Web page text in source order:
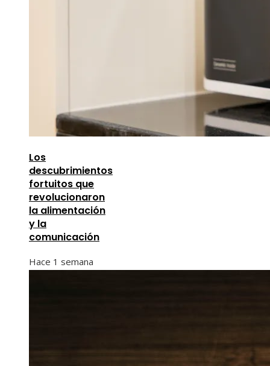
Los
descubrimientos
fortuitos que
revolucionaron
la alimentación
y la
comunicación
Hace 1 semana